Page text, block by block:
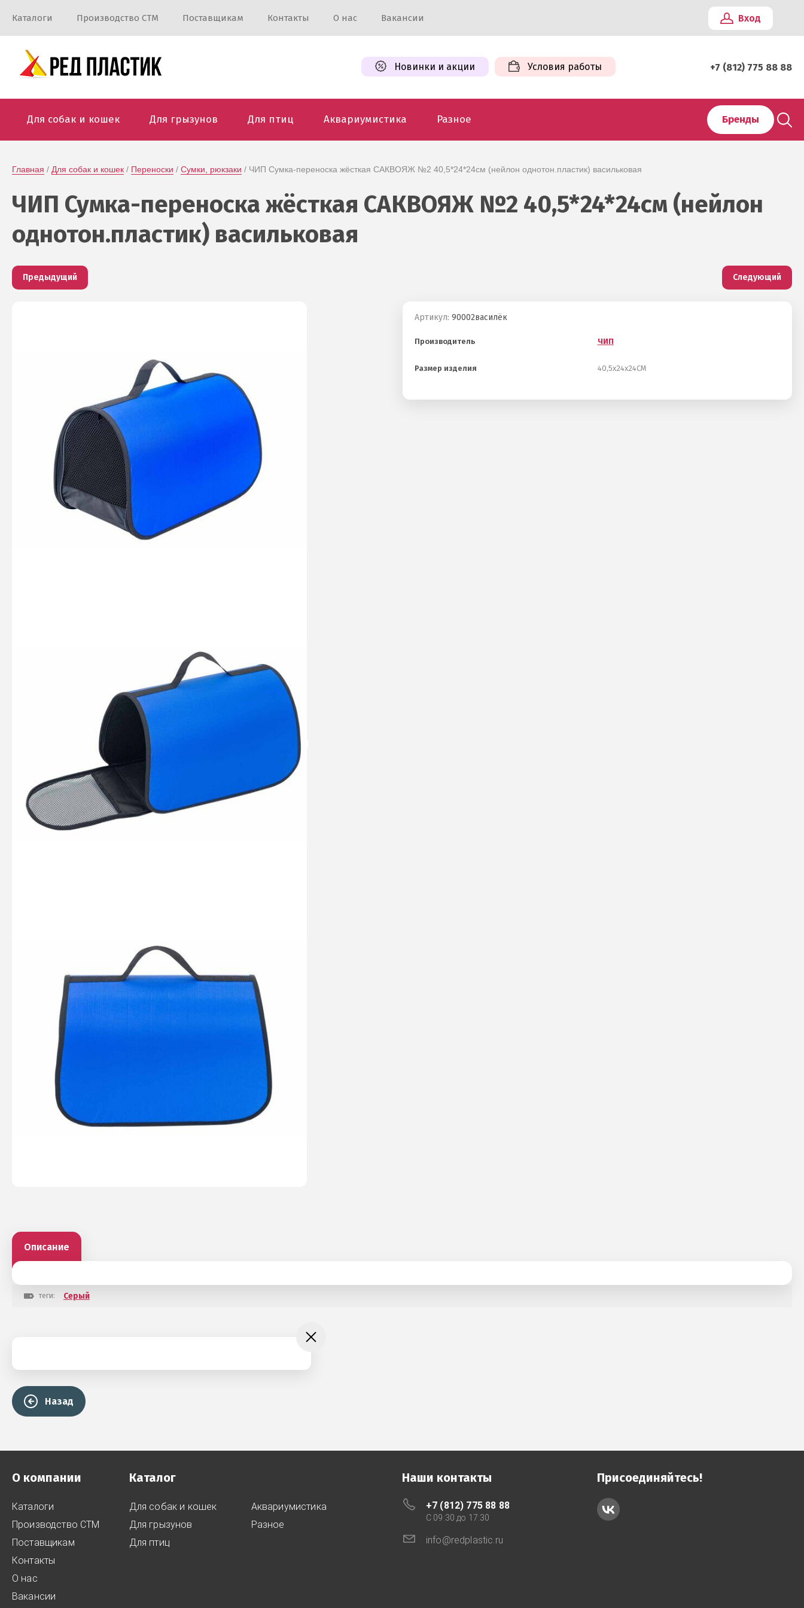
Каталоги Производство СТМ Поставщикам Контакты О нас Вакансии Вход
Новинки и акции Условия работы +7 (812) 775 88 88
Для собак и кошек Для грызунов Для птиц Аквариумистика Разное Бренды
Главная / Для собак и кошек / Переноски / Сумки, рюкзаки / ЧИП Сумка-переноска жёсткая САКВОЯЖ №2 40,5*24*24см (нейлон однотон.пластик) васильковая
ЧИП Сумка-переноска жёсткая САКВОЯЖ №2 40,5*24*24см (нейлон
однотон.пластик) васильковая
Предыдущий Следующий
Артикул: 90002василёк
Производитель ЧИП
Размер изделия 40,5х24х24СМ
Описание
теги: Серый
Назад
О компании
Каталоги
Производство СТМ
Поставщикам
Контакты
О нас
Вакансии
Каталог
Для собак и кошек
Для грызунов
Для птиц
Аквариумистика
Разное
Наши контакты
+7 (812) 775 88 88
C 09:30 до 17:30
info@redplastic.ru
Присоединяйтесь!